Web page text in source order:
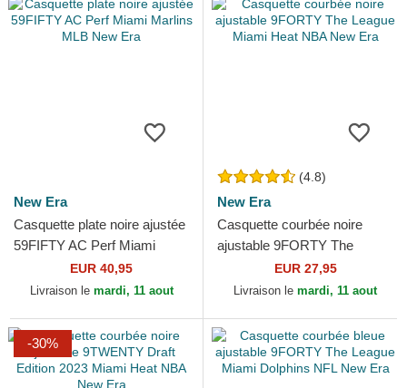
New Era
Casquette plate noire ajustée
59FIFTY AC Perf Miami
Marlins MLB New Era
EUR 40,95
Livraison le mardi, 11 aout
(4.8)
New Era
Casquette courbée noire
ajustable 9FORTY The
League Miami Heat NBA
New Era
EUR 27,95
Livraison le mardi, 11 aout
-30%